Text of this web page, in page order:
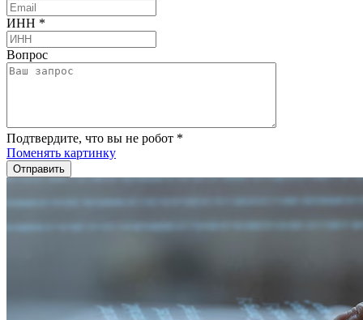
ИНН *
Вопрос
Подтвердите, что вы не робот *
Поменять картинку